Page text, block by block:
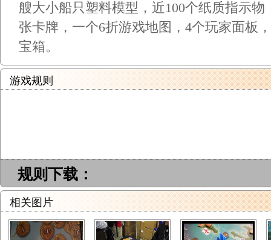
艘大小船只塑料模型，近100个纸质指示物
张卡牌，一个6折游戏地图，4个玩家面板
宝箱。
游戏规则
规则下载：
相关图片